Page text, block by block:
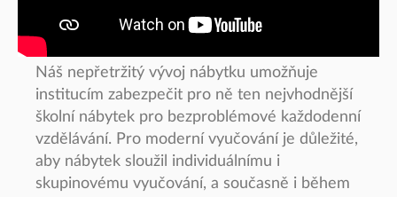
Náš nepřetržitý vývoj nábytku umožňuje
institucím zabezpečit pro ně ten nejvhodnější
školní nábytek pro bezproblémové každodenní
vzdělávání. Pro moderní vyučování je důležité,
aby nábytek sloužil individuálnímu i
skupinovému vyučování, a současně i během